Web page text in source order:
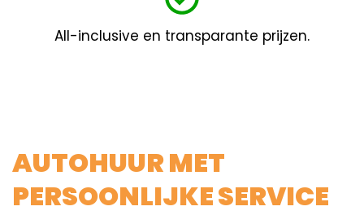
All-inclusive en transparante prijzen.
AUTOHUUR MET
PERSOONLIJKE SERVICE